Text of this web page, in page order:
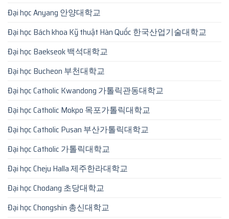
Đại học Anyang 안양대학교
Đại học Bách khoa Kỹ thuật Hàn Quốc 한국산업기술대학교
Đại học Baekseok 백석대학교
Đại học Bucheon 부천대학교
Đại học Catholic Kwandong 가톨릭관동대학교
Đại học Catholic Mokpo 목포가톨릭대학교
Đại học Catholic Pusan 부산가톨릭대학교
Đại học Catholic 가톨릭대학교
Đại học Cheju Halla 제주한라대학교
Đại học Chodang 초당대학교
Đại học Chongshin 총신대학교